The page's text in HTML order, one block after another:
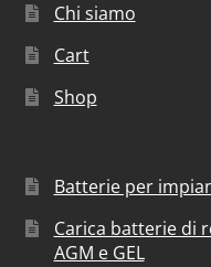
Chi siamo
Cart
Shop
Batterie per
Carica batterie di
AGM e GEL